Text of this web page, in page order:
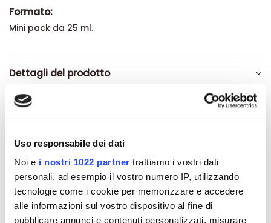
Uso responsabile dei dati
Noi e i nostri 1022 partner trattiamo i vostri dati
personali, ad esempio il vostro numero IP, utilizzando
tecnologie come i cookie per memorizzare e accedere
alle informazioni sul vostro dispositivo al fine di
pubblicare annunci e contenuti personalizzati, misurare
Formato:
Mini pack da 25 ml.
Dettagli del prodotto
About Enervit
Recensioni
Altri prodotti che potrebbero